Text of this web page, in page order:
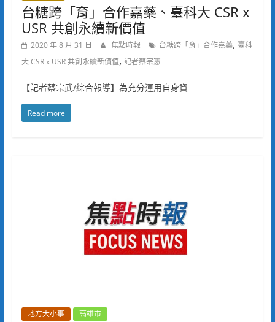
台糖跨「育」合作嘉藥、臺科大 CSR x
USR 共創永續新價值
2020 年 8 月 31 日 焦點時報 台糖跨「育」合作嘉藥, 臺科
大 CSR x USR 共創永續新價值, 記者蔡宗憲
【記者蔡宗武/綜合報導】為充分運用自身資
Read more
地方大小事 高雄市